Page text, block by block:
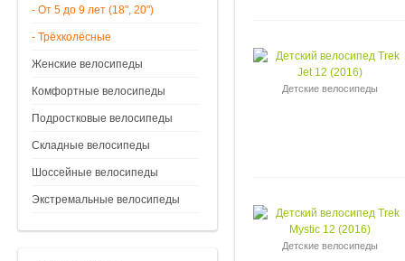
- От 5 до 9 лет (18", 20")
- Трёхколёсные
Женские велосипеды
Комфортные велосипеды
Подростковые велосипеды
Складные велосипеды
Шоссейные велосипеды
Экстремальные велосипеды
Детские велосипеды
Детские велосипеды